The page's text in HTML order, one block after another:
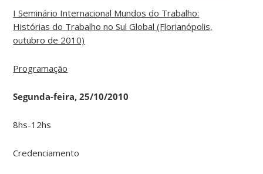
I Seminário Internacional Mundos do Trabalho:
Histórias do Trabalho no Sul Global (Florianópolis,
outubro de 2010)
Programação
Segunda-feira, 25/10/2010
8hs-12hs
Credenciamento